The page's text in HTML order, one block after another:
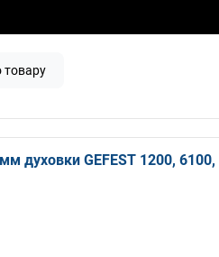
товару
духовки GEFEST 1200,